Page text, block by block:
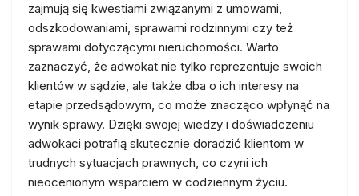
zajmują się kwestiami związanymi z umowami,
odszkodowaniami, sprawami rodzinnymi czy też
sprawami dotyczącymi nieruchomości. Warto
zaznaczyć, że adwokat nie tylko reprezentuje swoich
klientów w sądzie, ale także dba o ich interesy na
etapie przedsądowym, co może znacząco wpłynąć na
wynik sprawy. Dzięki swojej wiedzy i doświadczeniu
adwokaci potrafią skutecznie doradzić klientom w
trudnych sytuacjach prawnych, co czyni ich
nieocenionym wsparciem w codziennym życiu.